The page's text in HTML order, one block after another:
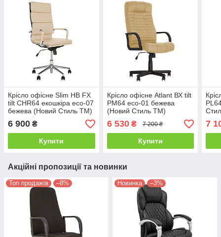
Крісло офісне Slim HB FX
tilt CHR64 екошкіра eco-07
бежева (Новий Стиль ТМ)
6 900 ₴
Купити
Крісло офісне Atlant ВХ tilt
PM64 eco-01 бежева
(Новий Стиль ТМ)
6 530₴ 7 200 ₴
Купити
7
Акційні пропозиції та новинки
Топ продажів –8% Новинка –3%